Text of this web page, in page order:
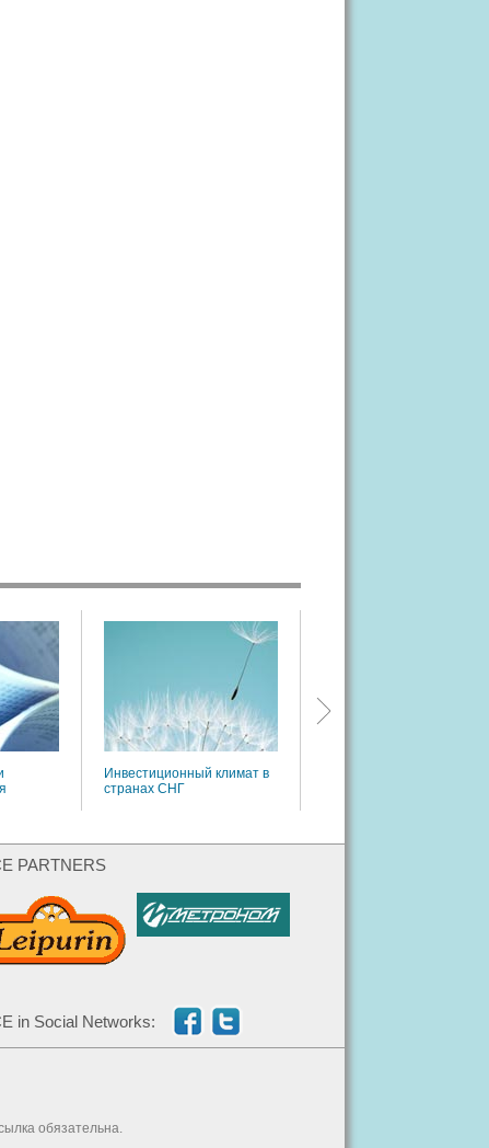
Инвестиционный климат в
странах СНГ
PARTNERS
in Social Networks:
обязательна.